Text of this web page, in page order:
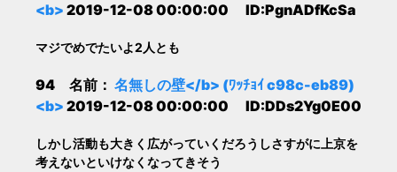
<b> 2019-12-08 00:00:00 ID:PgnADfKcSa
マジでめでたいよ2人とも
94 名前： 名無しの壁</b> (ﾜｯﾁｮｲ c98c-eb89)
<b> 2019-12-08 00:00:00 ID:DDs2Yg0E00
しかし活動も大きく広がっていくだろうしさすがに上京を
考えないといけなくなってきそう